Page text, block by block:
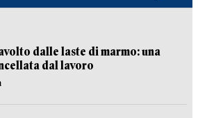
dalle laste di marmo: una
dal lavoro